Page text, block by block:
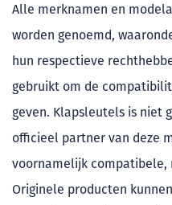
Alle merknamen en
worden genoemd,
hun respectieve
gebruikt om de
geven. Klapsleutels is niet
officieel partner van deze
voornamelijk compatibele,
Originele producten